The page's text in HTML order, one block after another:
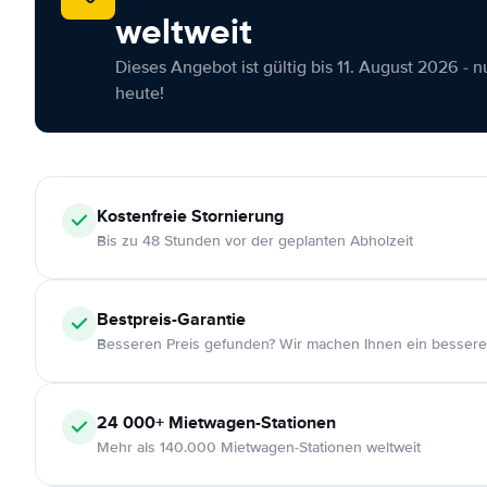
weltweit
Dieses Angebot ist gültig bis 11. August 2026 -
heute!
KostenfreieStornierung
Bis zu 48 Stunden vor der geplanten Abholzeit
Bestpreis-Garantie
Besseren Preis gefunden? Wir machen Ihnen ein
24 000+ Mietwagen-Stationen
Mehr als 140.000 Mietwagen-Stationen weltweit